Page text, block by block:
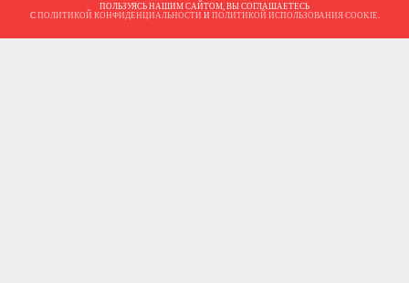
ПОЛЬЗУЯСЬ НАШИМ САЙТОМ, ВЫ СОГЛАШАЕТЕСЬ
С ПОЛИТИКОЙ КОНФИДЕНЦИАЛЬНОСТИ И ПОЛИТИКОЙ ИСПОЛЬЗОВАНИЯ COOKIE